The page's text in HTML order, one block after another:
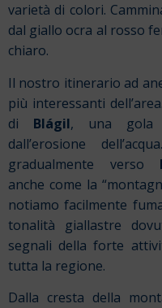
varietà di colori.
dal giallo ocra al rosso
chiaro.
Il nostro itinerario ad
più interessanti dell’area.
di Blágil, una gola
dall’erosione
gradualmente verso
anche come la
notiamo facilmente
tonalità giallastre
segnali della forte
tutta la regione.
Dalla cresta della